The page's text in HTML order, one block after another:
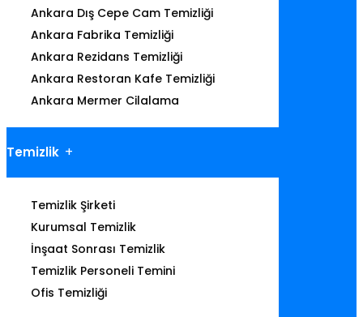
Ankara Dış Cepe Cam Temizliği
Ankara Fabrika Temizliği
Ankara Rezidans Temizliği
Ankara Restoran Kafe Temizliği
Ankara Mermer Cilalama
Temizlik
Temizlik Şirketi
Kurumsal Temizlik
İnşaat Sonrası Temizlik
Temizlik Personeli Temini
Ofis Temizliği